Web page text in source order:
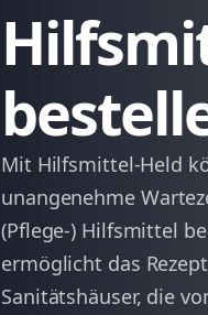
Mit Hilfsmittel-Held
unangenehme
(Pflege-) Hilfsmittel
ermöglicht das
Sanitätshäuser, die